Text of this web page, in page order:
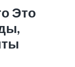
Это